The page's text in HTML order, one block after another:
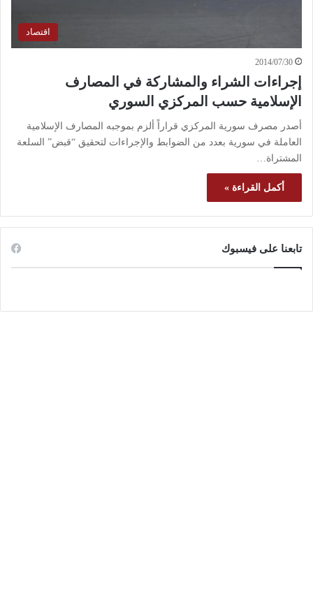
اقتصاد
2014/07/30
إجراءات الشراء والمشاركة في المصارف
الإسلامية حسب المركزي السوري
أصدر مصرف سورية المركزي قراراً ألزم بموجبه المصارف الإسلامية
العاملة في سورية بعدد من الضوابط والإجراءات لتحقيق “قبض” السلعة
المشتراة…
أكمل القراءة »
تابعنا على فيسبوك